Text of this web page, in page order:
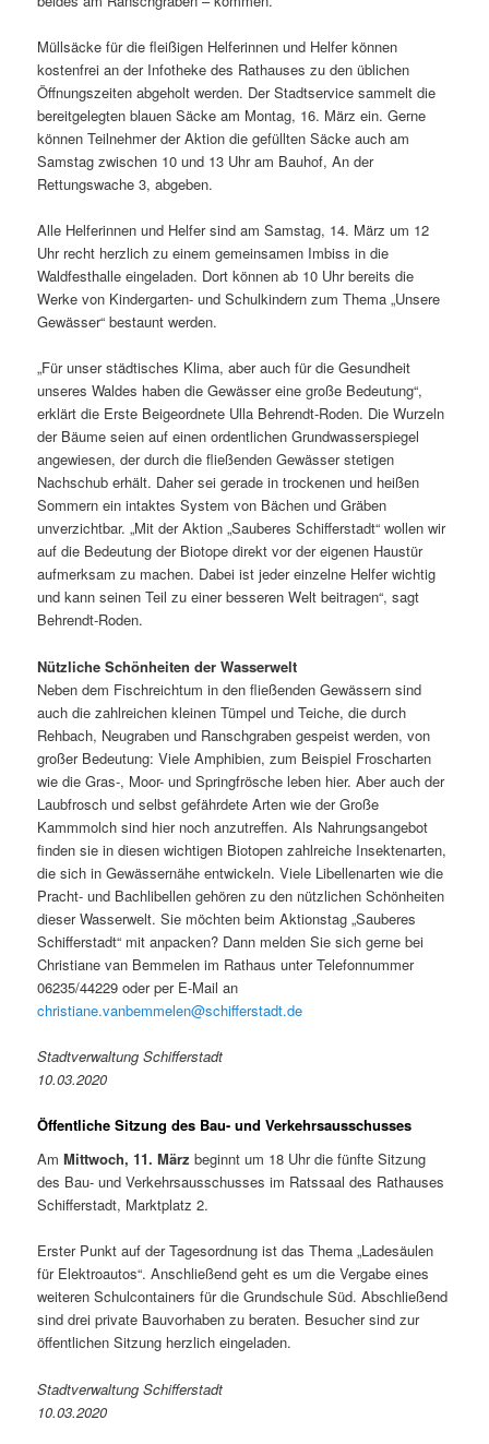
Müllsäcke für die fleißigen Helferinnen und Helfer können
kostenfrei an der Infotheke des Rathauses zu den üblichen
Öffnungszeiten abgeholt werden. Der Stadtservice sammelt die
bereitgelegten blauen Säcke am Montag, 16. März ein. Gerne
können Teilnehmer der Aktion die gefüllten Säcke auch am
Samstag zwischen 10 und 13 Uhr am Bauhof, An der
Rettungswache 3, abgeben.
Alle Helferinnen und Helfer sind am Samstag, 14. März um 12
Uhr recht herzlich zu einem gemeinsamen Imbiss in die
Waldfesthalle eingeladen. Dort können ab 10 Uhr bereits die
Werke von Kindergarten- und Schulkindern zum Thema „Unsere
Gewässer“ bestaunt werden.
„Für unser städtisches Klima, aber auch für die Gesundheit
unseres Waldes haben die Gewässer eine große Bedeutung“,
erklärt die Erste Beigeordnete Ulla Behrendt-Roden. Die Wurzeln
der Bäume seien auf einen ordentlichen Grundwasserspiegel
angewiesen, der durch die fließenden Gewässer stetigen
Nachschub erhält. Daher sei gerade in trockenen und heißen
Sommern ein intaktes System von Bächen und Gräben
unverzichtbar. „Mit der Aktion „Sauberes Schifferstadt“ wollen wir
auf die Bedeutung der Biotope direkt vor der eigenen Haustür
aufmerksam zu machen. Dabei ist jeder einzelne Helfer wichtig
und kann seinen Teil zu einer besseren Welt beitragen“, sagt
Behrendt-Roden.
Nützliche Schönheiten der Wasserwelt
Neben dem Fischreichtum in den fließenden Gewässern sind
auch die zahlreichen kleinen Tümpel und Teiche, die durch
Rehbach, Neugraben und Ranschgraben gespeist werden, von
großer Bedeutung: Viele Amphibien, zum Beispiel Froscharten
wie die Gras-, Moor- und Springfrösche leben hier. Aber auch der
Laubfrosch und selbst gefährdete Arten wie der Große
Kammmolch sind hier noch anzutreffen. Als Nahrungsangebot
finden sie in diesen wichtigen Biotopen zahlreiche Insektenarten,
die sich in Gewässernähe entwickeln. Viele Libellenarten wie die
Pracht- und Bachlibellen gehören zu den nützlichen Schönheiten
dieser Wasserwelt. Sie möchten beim Aktionstag „Sauberes
Schifferstadt“ mit anpacken? Dann melden Sie sich gerne bei
Christiane van Bemmelen im Rathaus unter Telefonnummer
06235/44229 oder per E-Mail an
christiane.vanbemmelen@schifferstadt.de
Stadtverwaltung Schifferstadt
10.03.2020
Öffentliche Sitzung des Bau- und Verkehrsausschusses
AmMittwoch, 11. März beginnt um 18 Uhr die fünfte Sitzung
des Bau- und Verkehrsausschusses im Ratssaal des Rathauses
Schifferstadt, Marktplatz 2.
Erster Punkt auf der Tagesordnung ist das Thema „Ladesäulen
für Elektroautos“. Anschließend geht es um die Vergabe eines
weiteren Schulcontainers für die Grundschule Süd. Abschließend
sind drei private Bauvorhaben zu beraten. Besucher sind zur
öffentlichen Sitzung herzlich eingeladen.
Stadtverwaltung Schifferstadt
10.03.2020